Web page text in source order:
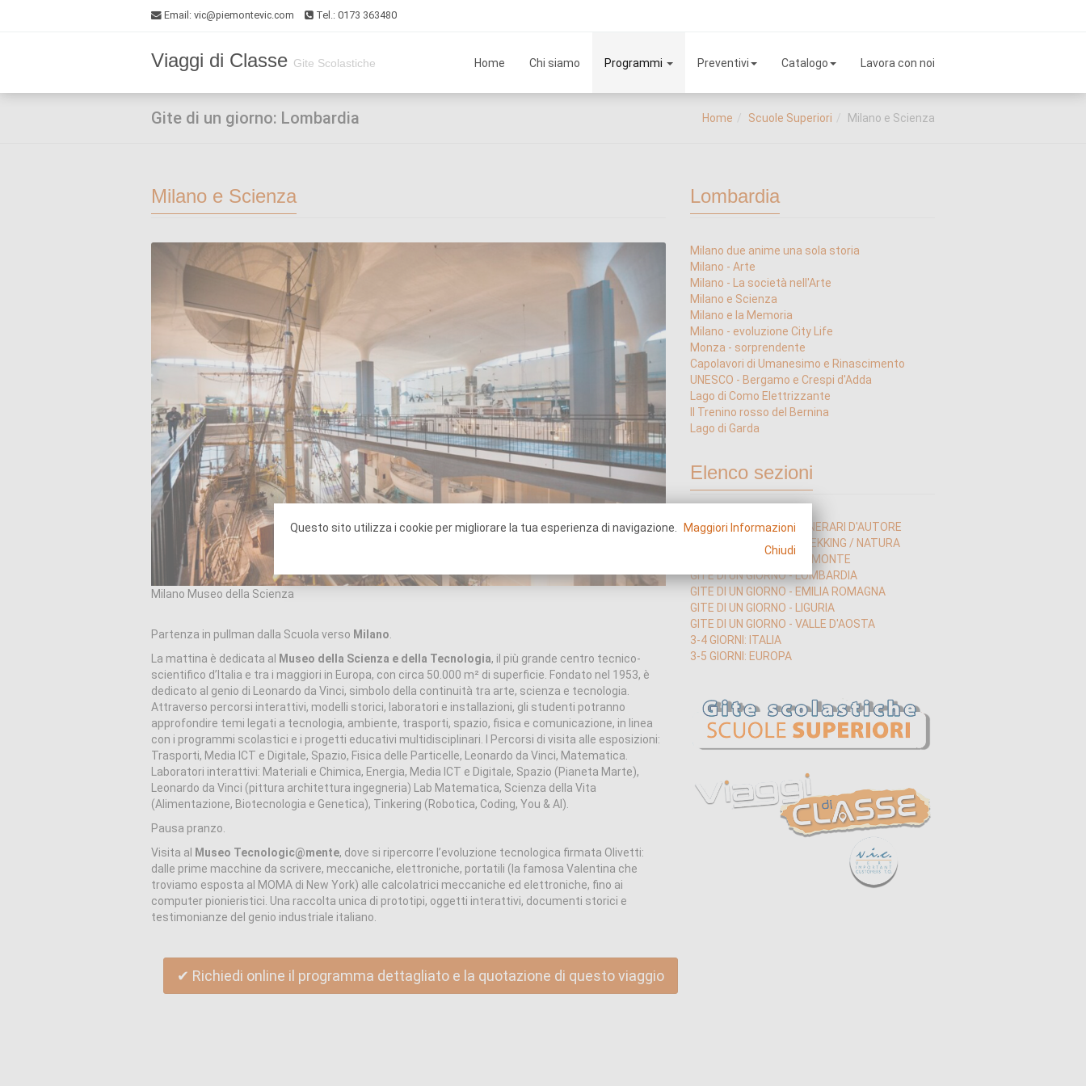
Email : vic@piemontevic.com Tel.: 0173 363480
Viaggi di Classe Gite Scolastiche Home Chi siamo Programmi Preventivi Catalogo Lavora con noi
Gite di un giorno: Lombardia Home Scuole Superiori Milano e Scienza
Milano e Scienza
Milano Museo della Scienza
Partenza in pullman dalla Scuola verso Milano
La mattina è dedicata al
Museo della Scienza e della Tecnologia, il più grande centro tecnico-
scientifico d’Italia e tra i maggiori in Europa, con circa 50.000 m² di superficie. Fondato nel 1953, è
dedicato al genio di Leonardo da Vinci, simbolo della continuità tra arte, scienza e tecnologia.
Attraverso percorsi interattivi, modelli storici, laboratori e installazioni, gli studenti potranno
approfondire temi legati a tecnologia, ambiente, trasporti, spazio, fisica e comunicazione, in linea
con i programmi scolastici e i progetti educativi multidisciplinari. I Percorsi di visita alle esposizioni:
Trasporti, Media ICT e Digitale, Spazio, Fisica delle Particelle, Leonardo da Vinci, Matematica.
Laboratori interattivi: Materiali e Chimica, Energia, Media ICT e Digitale, Spazio (Pianeta Marte),
Leonardo da Vinci (pittura architettura ingegneria) Lab Matematica, Scienza della Vita
(Alimentazione, Biotecnologia e Genetica), Tinkering (Robotica, Coding, You & AI).
Pausa pranzo.
Visita al
Museo Tecnologic@mente, dove si ripercorre l’evoluzione tecnologica firmata Olivetti:
dalle prime macchine da scrivere, meccaniche, elettroniche, portatili (la famosa Valentina che
troviamo esposta al MOMA di New York) alle calcolatrici meccaniche ed elettroniche, fino ai
computer pionieristici. Una raccolta unica di prototipi, oggetti interattivi, documenti storici e
testimonianze del genio industriale italiano.
✔ Richiedi online il programma dettagliato e la quotazione di questo viaggio
Lombardia
Milano due anime una sola storia
Milano - Arte
Milano - La società nell'Arte
Milano e Scienza
Milano e la Memoria
Milano - evoluzione City Life
Monza - sorprendente
Capolavori di Umanesimo e Rinascimento
UNESCO - Bergamo e Crespi d'Adda
Lago di Como Elettrizzante
Il Trenino rosso del Bernina
Lago di Garda
Elenco sezioni
GITE DI UN GIORNO - ITINERARI D'AUTORE
GITE DI UN GIORNO - TREKKING / NATURA
GITE DI UN GIORNO - PIEMONTE
GITE DI UN GIORNO - LOMBARDIA
GITE DI UN GIORNO - EMILIA ROMAGNA
GITE DI UN GIORNO - LIGURIA
GITE DI UN GIORNO - VALLE D'AOSTA
3-4 GIORNI: ITALIA
3-5 GIORNI: EUROPA
Questo sito utilizza i cookie per migliorare la tua esperienza di navigazione.
Maggiori Informazioni
Chiudi